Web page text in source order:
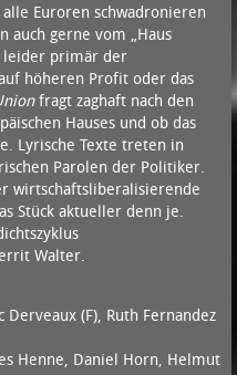
Euroren schwadronieren
auch gerne vom „Haus
leider primär der
höheren Profit oder das
fragt zaghaft nach den
Hauses und ob das
Lyrische Texte treten in
Parolen der Politiker.
wirtschaftsliberalisierende
Stück aktueller denn je.
Walter.
(F), Ruth Fernandez
Henne, Daniel Horn, Helmut